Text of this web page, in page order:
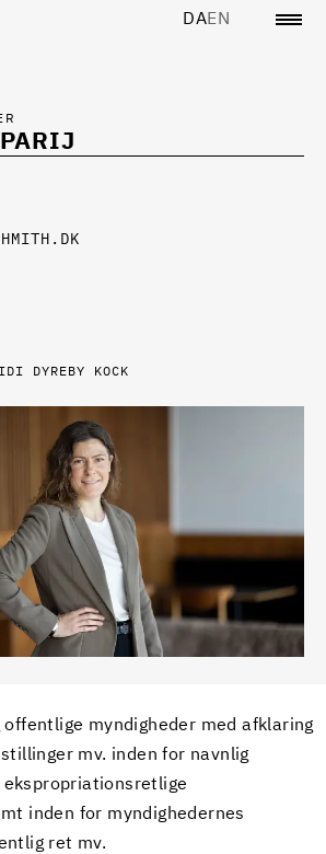
DAEN
DYREBY KOCK
myndigheder med afklaring
mv. inden for navnlig
ekspropriationsretlige
inden for myndighedernes
ret mv.